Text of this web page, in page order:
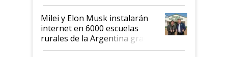
Milei y Elon Musk instalarán
internet en 6000 escuelas
rurales de la Argentina gracias
a un acuerdo con Starlink